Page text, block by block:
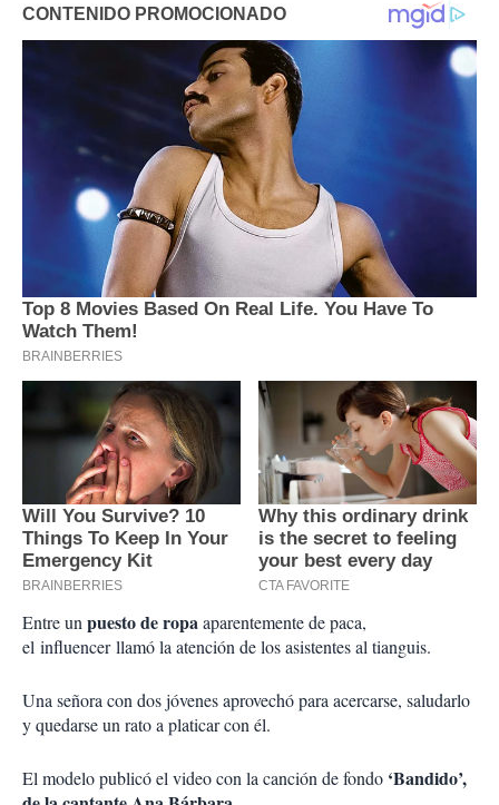
Entre un puesto de ropaaparentemente de paca,
el influencer llamó la atención de los asistentes al tianguis.
Una señora con dos jóvenes aprovechó para acercarse, saludarlo
y quedarse un rato a platicar con él.
El modelo publicó el video con la canción de fondo ‘Bandido’,